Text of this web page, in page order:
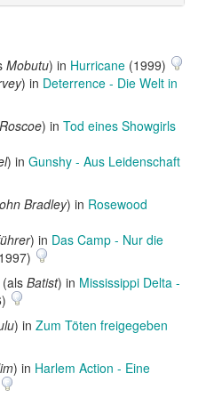
Mobutu) in Hurricane (1999)
) in Deterrence - Die Welt in
Roscoe) in Tod eines Showgirls
) in Gunshy - Aus Leidenschaft
Bradley) in Rosewood
) in Das Camp - Nur die
(als Batist) in Mississippi Delta -
) in Zum Töten freigegeben
) in Harlem Action - Eine